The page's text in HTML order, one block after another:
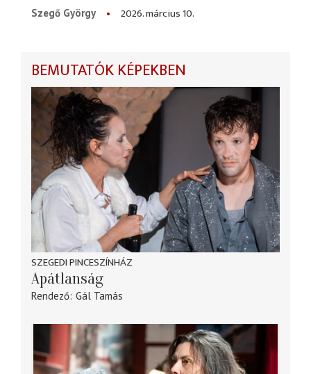
Szegő György
2026. március 10.
BEMUTATÓK KÉPEKBEN
SZEGEDI PINCESZÍNHÁZ
Apátlanság
Rendező Gál Tamás